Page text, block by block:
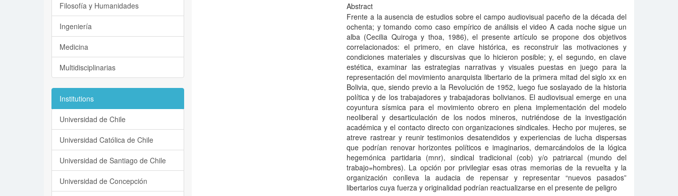
Abstract
Frente a la ausencia de estudios sobre el campo audiovisual paceño de la década del
ochenta; y tomando como caso empírico de análisis el video A cada noche sigue un
alba (Cecilia Quiroga y thoa, 1986), el presente artículo se propone dos objetivos
correlacionados: el primero, en clave histórica, es reconstruir las motivaciones y
condiciones materiales y discursivas que lo hicieron posible; y, el segundo, en clave
estética, examinar las estrategias narrativas y visuales puestas en juego para la
representación del movimiento anarquista libertario de la primera mitad del siglo xx en
Bolivia, que, siendo previo a la Revolución de 1952, luego fue soslayado de la historia
política y de los trabajadores y trabajadoras bolivianos. El audiovisual emerge en una
coyuntura sísmica para el movimiento obrero en plena implementación del modelo
neoliberal y desarticulación de los nodos mineros, nutriéndose de la investigación
académica y el contacto directo con organizaciones sindicales. Hecho por mujeres, se
atreve rastrear y reunir testimonios desatendidos y experiencias de lucha dispersas
que podrían renovar horizontes políticos e imaginarios, demarcándolos de la lógica
hegemónica partidaria (mnr), sindical tradicional (cob) y/o patriarcal (mundo del
trabajo=hombres). La opción por privilegiar esas otras memorias de la revuelta y la
organización conlleva la audacia de repensar y representar “nuevos pasados”
libertarios cuya fuerza y originalidad podrían reactualizarse en el presente de peligro
Filosofía y Humanidades
Ingeniería
Medicina
Multidisciplinarias
Institutions
Universidad de Chile
Universidad Católica de Chile
Universidad de Santiago de Chile
Universidad de Concepción